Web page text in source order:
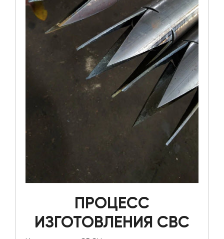
ПРОЦЕСС
ИЗГОТОВЛЕНИЯ СВС